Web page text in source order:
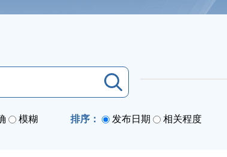
模糊 排序： 发布日期 相关程度